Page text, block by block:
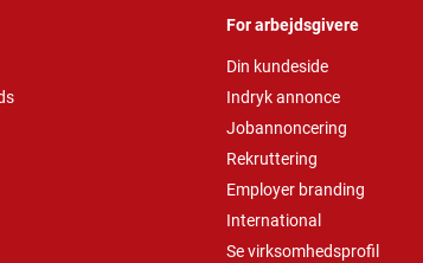
For arbejdsgivere
Din kundeside
Indryk annonce
Jobannoncering
Rekruttering
Employer branding
International
Se virksomhedsprofil